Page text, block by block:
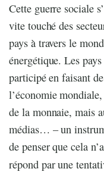
Cette guerre sociale
vite touché des
pays à travers le
énergétique. Les
participé en faisant
l’économie
de la monnaie, mais
médias… – un
de penser que cela
répond par une